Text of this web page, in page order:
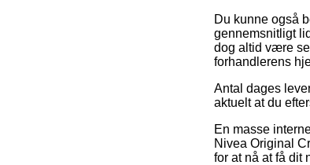
Du kunne også
gennemsnitligt
dog altid være
forhandlerens
Antal dages
aktuelt at du
En masse
Nivea Original
for at nå at få dit